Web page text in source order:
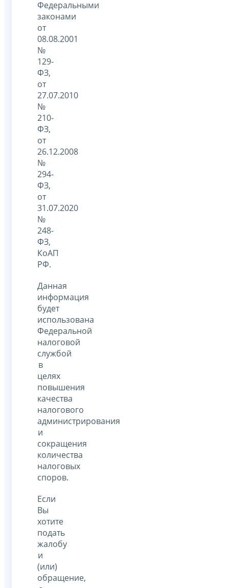
Федеральными
законами
от
08.08.2001
№
129-
ФЗ,
от
27.07.2010
№
210-
ФЗ,
от
26.12.2008
№
294-
ФЗ,
от
31.07.2020
№
248-
ФЗ,
КоАП
РФ.
Данная
информация
будет
использована
Федеральной
налоговой
службой
в
целях
повышения
качества
налогового
администрирования
и
сокращения
количества
налоговых
споров.
Если
Вы
хотите
подать
жалобу
и
(или)
обращение,